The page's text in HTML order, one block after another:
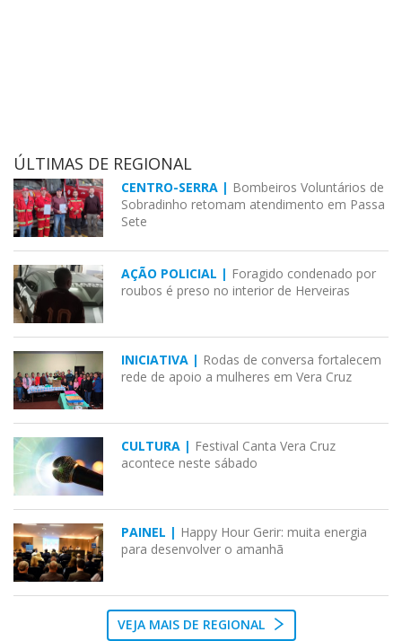
ÚLTIMAS DE REGIONAL
CENTRO-SERRA | Bombeiros Voluntários de
Sobradinho retomam atendimento em Passa
Sete
AÇÃO POLICIAL | Foragido condenado por
roubos é preso no interior de Herveiras
INICIATIVA | Rodas de conversa fortalecem
rede de apoio a mulheres em Vera Cruz
CULTURA | Festival Canta Vera Cruz
acontece neste sábado
PAINEL | Happy Hour Gerir: muita energia
para desenvolver o amanhã
VEJA MAIS DE REGIONAL